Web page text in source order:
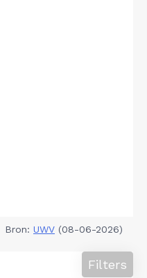
Bron: UWV (08-06-2026)
Filters